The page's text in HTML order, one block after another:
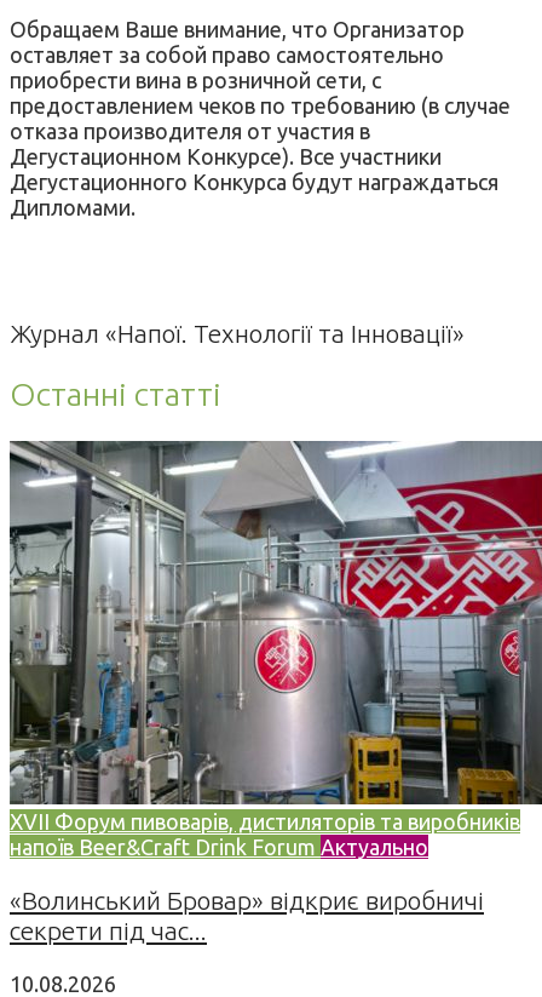
Обращаем Ваше внимание, что Организатор
оставляет за собой право самостоятельно
приобрести вина в розничной сети, с
предоставлением чеков по требованию (в случае
отказа производителя от участия в
Дегустационном Конкурсе). Все участники
Дегустационного Конкурса будут награждаться
Дипломами.
Журнал «Напої. Технології та Інновації»
Останні статті
XVII Форум пивоварів, дистиляторів та виробників
напоїв Beer&Craft Drink Forum Актуально
«Волинський Бровар» відкриє виробничі
секрети під час...
10.08.2026